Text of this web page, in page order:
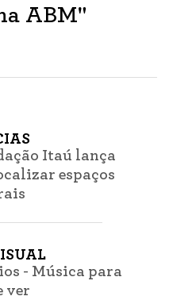
ABM"
Itaú lança
espaços
- Música para
ver